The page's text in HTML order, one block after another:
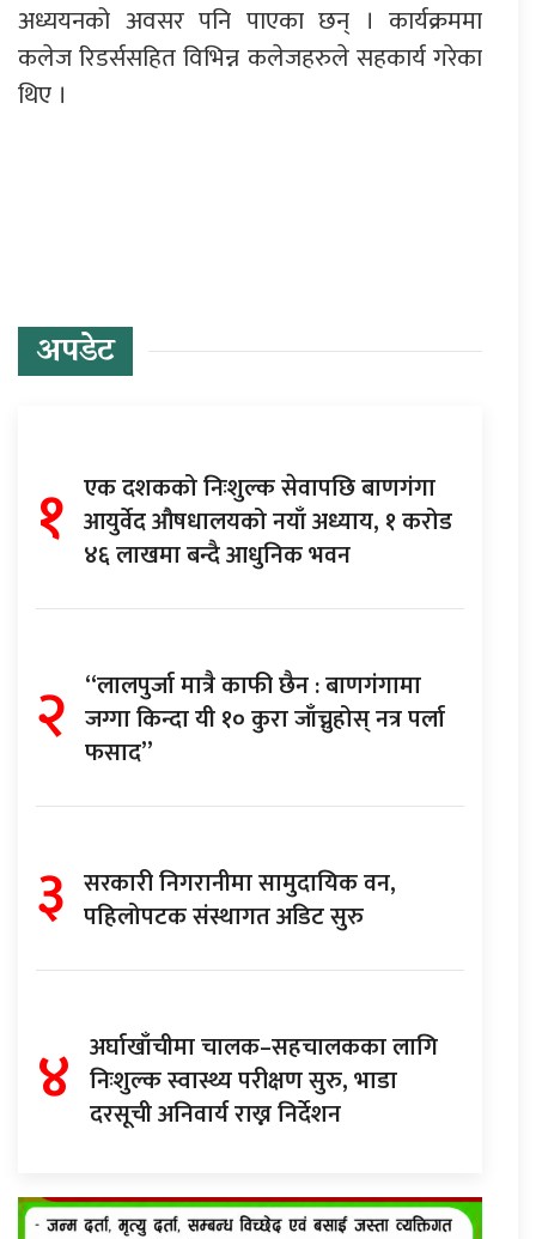
अध्ययनको अवसर पनि पाएका छन् । कार्यक्रममा
कलेज रिडर्ससहित विभिन्न कलेजहरुले सहकार्य गरेका
थिए ।
अपडेट
१ एक दशकको निःशुल्क सेवापछि बाणगंगा
आयुर्वेद औषधालयको नयाँ अध्याय, १ करोड
४६ लाखमा बन्दै आधुनिक भवन
२ “लालपुर्जा मात्रै काफी छैन : बाणगंगामा
जग्गा किन्दा यी १० कुरा जाँच्नुहोस् नत्र पर्ला
फसाद”
३ सरकारी निगरानीमा सामुदायिक वन,
पहिलोपटक संस्थागत अडिट सुरु
४ अर्घाखाँचीमा चालक–सहचालकका लागि
निःशुल्क स्वास्थ्य परीक्षण सुरु, भाडा
दरसूची अनिवार्य राख्न निर्देशन